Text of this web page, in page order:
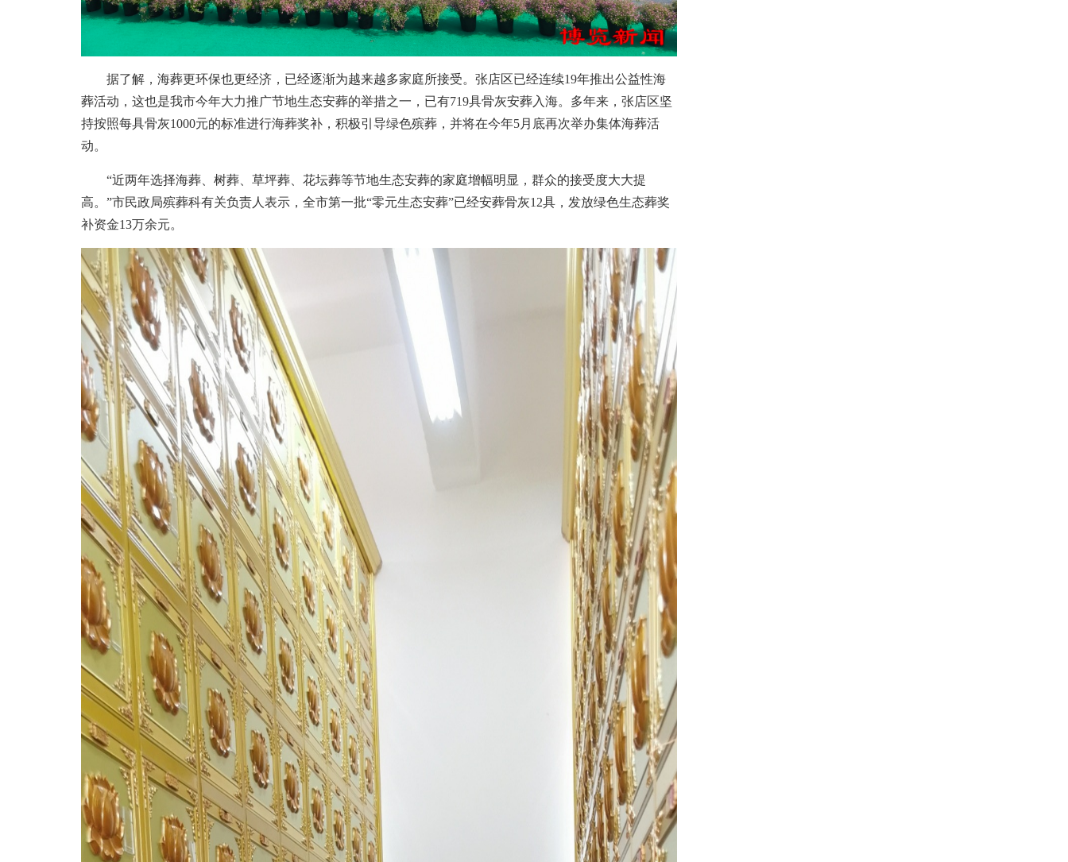
据了解，海葬更环保也更经济，已经逐渐为越来越多家庭所接受。张店区已经连续19年推出公益性海
葬活动，这也是我市今年大力推广节地生态安葬的举措之一，已有719具骨灰安葬入海。多年来，张店区坚
持按照每具骨灰1000元的标准进行海葬奖补，积极引导绿色殡葬，并将在今年5月底再次举办集体海葬活
动。
“近两年选择海葬、树葬、草坪葬、花坛葬等节地生态安葬的家庭增幅明显，群众的接受度大大提
高。”市民政局殡葬科有关负责人表示，全市第一批“零元生态安葬”已经安葬骨灰12具，发放绿色生态葬奖
补资金13万余元。